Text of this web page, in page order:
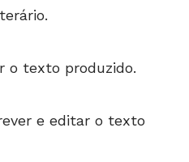
o texto produzido.
e editar o texto